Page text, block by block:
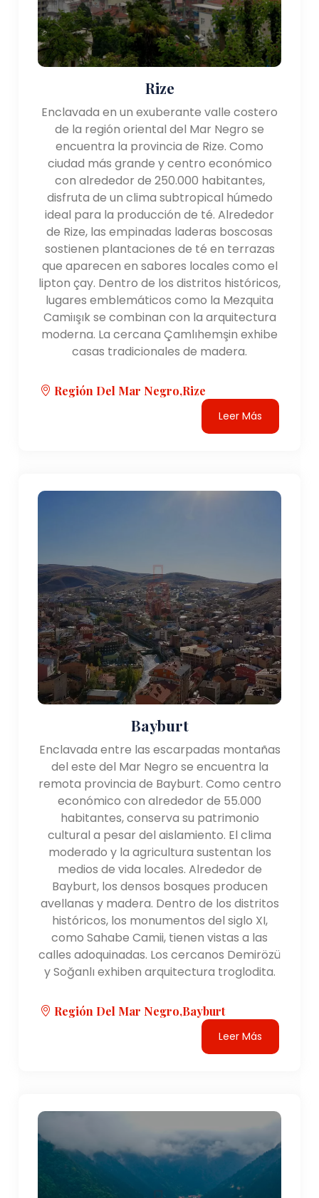
Rize
Enclavada en un exuberante valle costero
de la región oriental del Mar Negro se
encuentra la provincia de Rize. Como
ciudad más grande y centro económico
con alrededor de 250.000 habitantes,
disfruta de un clima subtropical húmedo
ideal para la producción de té. Alrededor
de Rize, las empinadas laderas boscosas
sostienen plantaciones de té en terrazas
que aparecen en sabores locales como el
lipton çay. Dentro de los distritos históricos,
lugares emblemáticos como la Mezquita
Camiışık se combinan con la arquitectura
moderna. La cercana Çamlıhemşin exhibe
casas tradicionales de madera.
Región Del Mar Negro,Rize
Leer Más
Bayburt
Enclavada entre las escarpadas montañas
del este del Mar Negro se encuentra la
remota provincia de Bayburt. Como centro
económico con alrededor de 55.000
habitantes, conserva su patrimonio
cultural a pesar del aislamiento. El clima
moderado y la agricultura sustentan los
medios de vida locales. Alrededor de
Bayburt, los densos bosques producen
avellanas y madera. Dentro de los distritos
históricos, los monumentos del siglo XI,
como Sahabe Camii, tienen vistas a las
calles adoquinadas. Los cercanos Demirözü
y Soğanlı exhiben arquitectura troglodita.
Región Del Mar Negro,bayburt
Leer Más